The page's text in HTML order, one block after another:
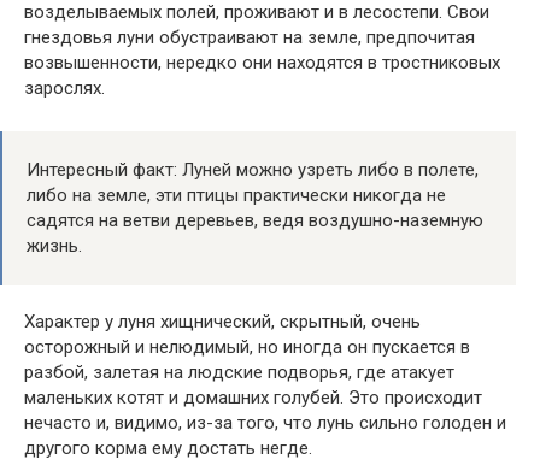
возделываемых полей, проживают и в лесостепи. Свои
гнездовья луни обустраивают на земле, предпочитая
возвышенности, нередко они находятся в тростниковых
зарослях.
Интересный факт: Луней можно узреть либо в полете,
либо на земле, эти птицы практически никогда не
садятся на ветви деревьев, ведя воздушно-наземную
жизнь.
Характер у луня хищнический, скрытный, очень
осторожный и нелюдимый, но иногда он пускается в
разбой, залетая на людские подворья, где атакует
маленьких котят и домашних голубей. Это происходит
нечасто и, видимо, из-за того, что лунь сильно голоден и
другого корма ему достать негде.